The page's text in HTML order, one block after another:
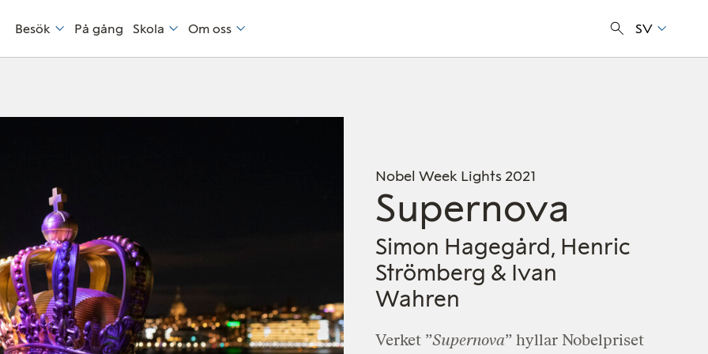
Besök På gång Skola Om oss SV
Nobel Week Lights 2021
Supernova
Simon Hagegård, Henric
Strömberg & Ivan
Wahren
Verket ”Supernova” hyllar Nobelpriset